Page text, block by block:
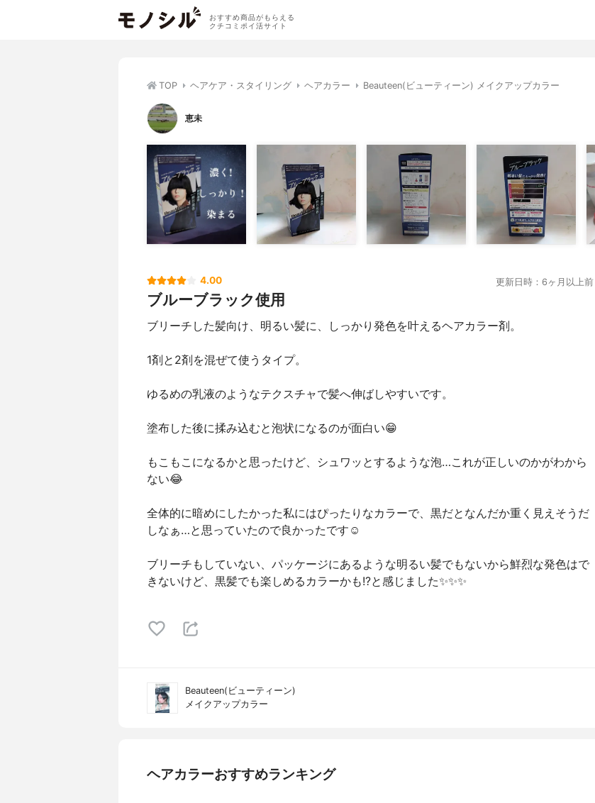
おすすめ商品がもらえる
クチコミポイ活サイト
TOP ヘアケア・スタイリング ヘアカラー Beauteen(ビューティーン) メイクアップカラー
恵未
4.00 更新日時：6ヶ月以上前
ブルーブラック使用
ブリーチした髪向け、明るい髪に、しっかり発色を叶えるヘアカラー剤。
1剤と2剤を混ぜて使うタイプ。
ゆるめの乳液のようなテクスチャで髪へ伸ばしやすいです。
塗布した後に揉み込むと泡状になるのが面白い😁
もこもこになるかと思ったけど、シュワッとするような泡…これが正しいのかがわから
ない😂
全体的に暗めにしたかった私にはぴったりなカラーで、黒だとなんだか重く見えそうだ
しなぁ…と思っていたので良かったです☺️
ブリーチもしていない、パッケージにあるような明るい髪でもないから鮮烈な発色はで
きないけど、黒髪でも楽しめるカラーかも!?と感じました✨✨✨
Beauteen(ビューティーン)
メイクアップカラー
ヘアカラーおすすめランキング